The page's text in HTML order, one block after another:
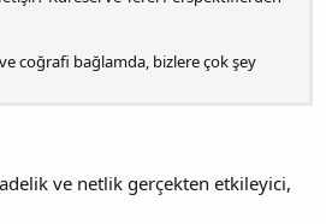
coğrafi bağlamda, bizlere çok şey
ve netlik gerçekten etkileyici,